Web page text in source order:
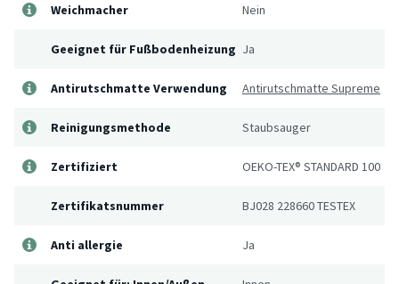
Weichmacher Nein
Geeignet für Fußbodenheizung Ja
Antirutschmatte Verwendung Antirutschmatte Supreme
Reinigungsmethode Staubsauger
Zertifiziert OEKO-TEX® STANDARD 100
Zertifikatsnummer BJ028 228660 TESTEX
Anti allergie Ja